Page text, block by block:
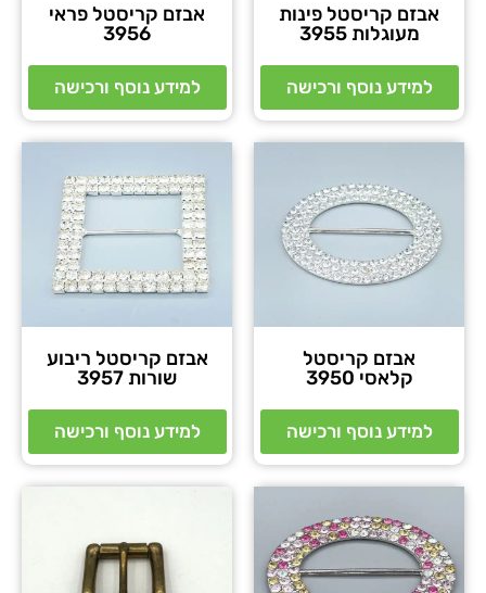
אבזם קריסטל פינות
מעוגלות 3955
למידע נוסף ורכישה
אבזם קריסטל פראי
3956
למידע נוסף ורכישה
אבזם קריסטל
קלאסי 3950
למידע נוסף ורכישה
אבזם קריסטל ריבוע
שורות 3957
למידע נוסף ורכישה